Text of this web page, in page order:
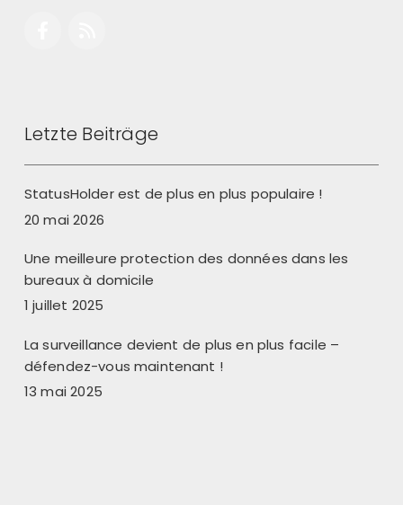
Letzte Beiträge
StatusHolder est de plus en plus populaire !
20 mai 2026
Une meilleure protection des données dans les
bureaux à domicile
1 juillet 2025
La surveillance devient de plus en plus facile –
défendez-vous maintenant !
13 mai 2025